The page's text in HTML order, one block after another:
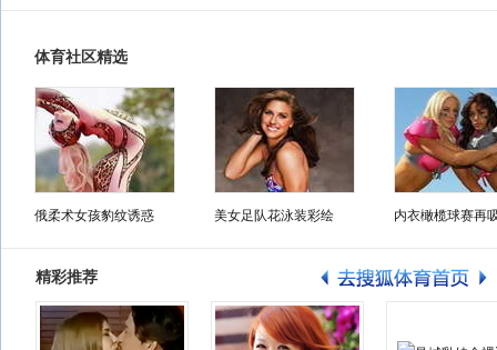
体育社区精选
俄柔术女孩豹纹诱惑 美女足队花泳装彩绘 内衣橄榄球赛再
精彩推荐